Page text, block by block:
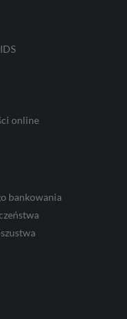
online
bankowania